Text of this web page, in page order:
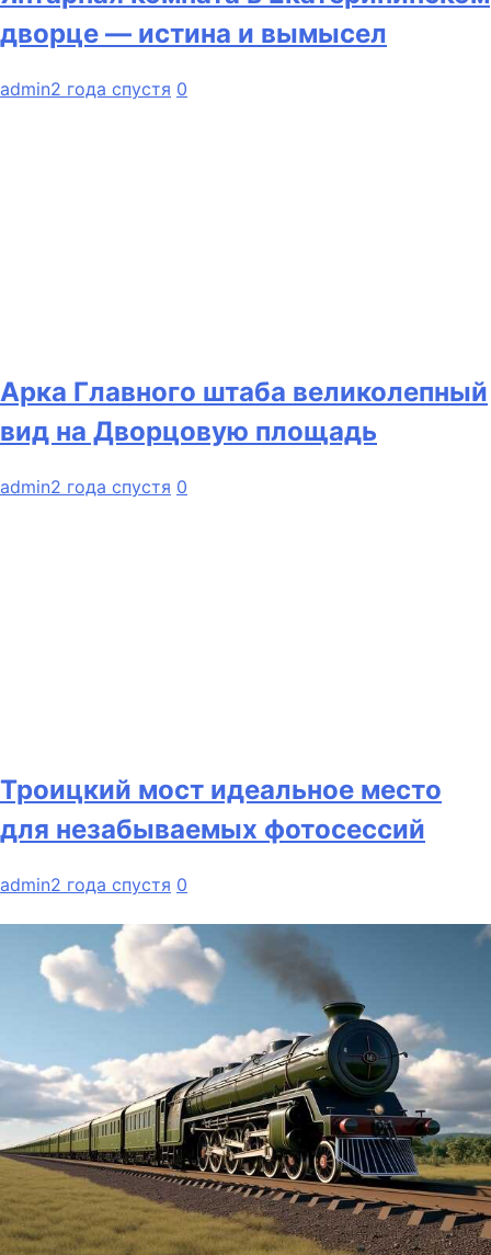
дворце — истина и вымысел
admin2 года спустя 0
Арка Главного штаба великолепный
вид на Дворцовую площадь
admin2 года спустя 0
Троицкий мост идеальное место
для незабываемых фотосессий
admin2 года спустя 0